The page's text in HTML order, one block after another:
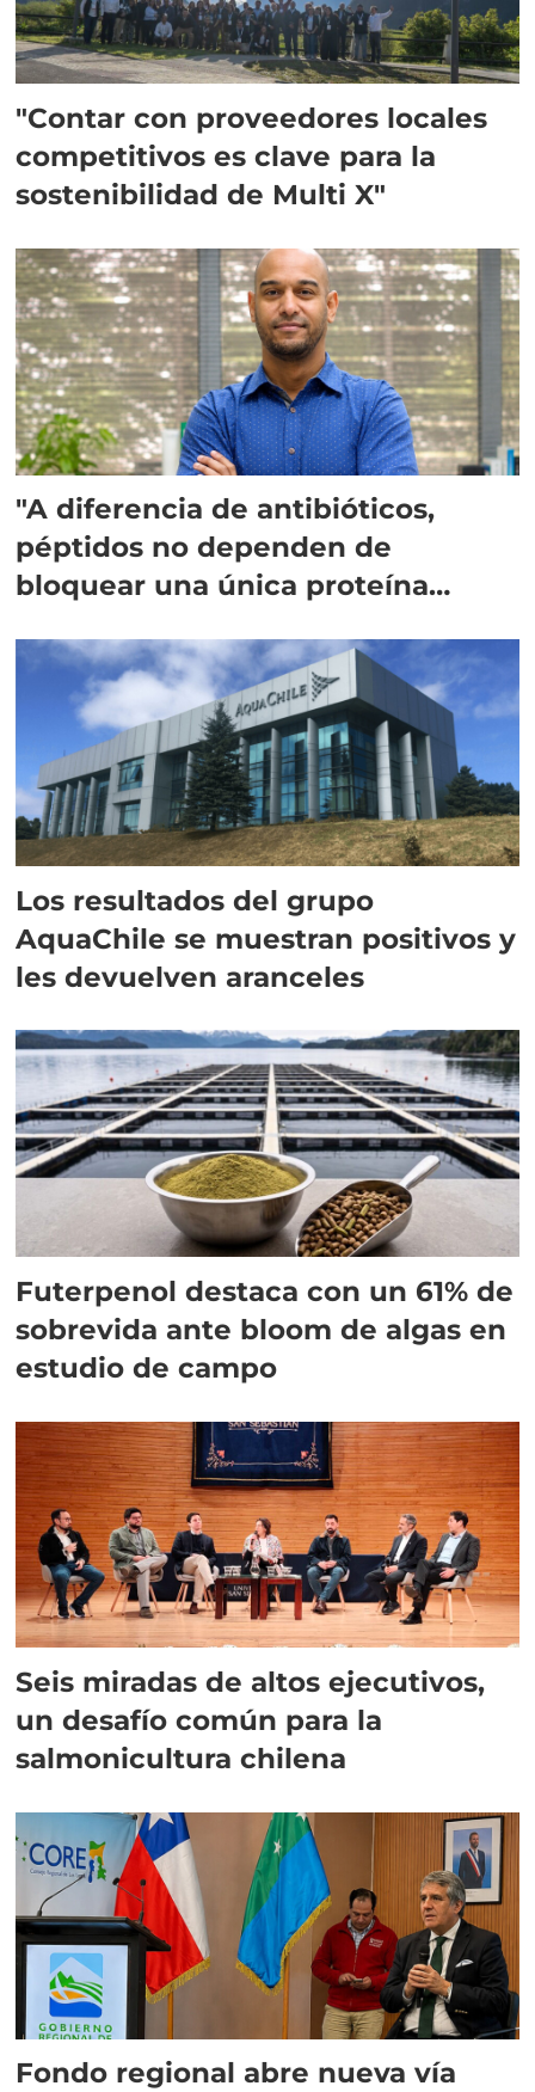
"Contar con proveedores locales
competitivos es clave para la
sostenibilidad de Multi X"
"A diferencia de antibióticos,
péptidos no dependen de
bloquear una única proteína
Los resultados del grupo
AquaChile se muestran positivos y
les devuelven aranceles
Futerpenol destaca con un 61% de
sobrevida ante bloom de algas en
estudio de campo
Seis miradas de altos ejecutivos,
un desafío común para la
salmonicultura chilena
Fondo regional abre nueva vía